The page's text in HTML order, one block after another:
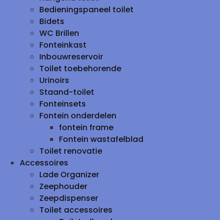
Bedieningspaneel toilet
Bidets
WC Brillen
Fonteinkast
Inbouwreservoir
Toilet toebehorende
Urinoirs
Staand-toilet
Fonteinsets
Fontein onderdelen
fontein frame
Fontein wastafelblad
Toilet renovatie
Accessoires
Lade Organizer
Zeephouder
Zeepdispenser
Toilet accessoires